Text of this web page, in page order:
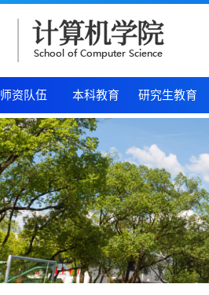
师资队伍 本科教育 研究生教育